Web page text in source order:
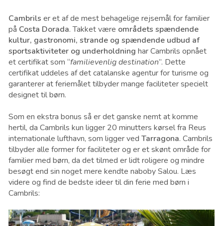
Cambrils er et af ​​de mest behagelige rejsemål for familier
på Costa Dorada. Takket være områdets spændende
kultur, gastronomi, strande og spændende udbud af
sportsaktiviteter og underholdning har Cambrils opnået
et certifikat som “familievenlig destination”. Dette
certifikat uddeles af det catalanske agentur for turisme og
garanterer at feriemålet tilbyder mange faciliteter specielt
designet til børn.
Som en ekstra bonus så er det ganske nemt at komme
hertil, da Cambrils kun ligger 20 minutters kørsel fra Reus
internationale lufthavn, som ligger ved Tarragona. Cambrils
tilbyder alle former for faciliteter og er et skønt område for
familier med børn, da det tilmed er lidt roligere og mindre
besøgt end sin noget mere kendte naboby Salou. Læs
videre og find de bedste ideer til din ferie med børn i
Cambrils: